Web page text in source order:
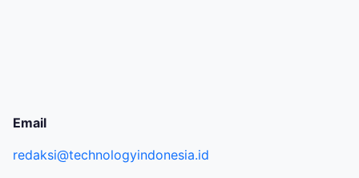
Email
redaksi@technologyindonesia.id